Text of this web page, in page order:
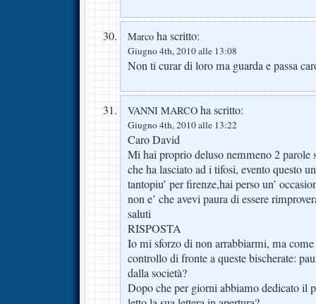
Marco ha scritto:
Giugno 4th, 2010 alle 13:08
Non ti curar di loro ma guarda e passa
VANNI MARCO ha scritto:
Giugno 4th, 2010 alle 13:22
Caro David
Mi hai proprio deluso nemmeno 2 parole
che ha lasciato ad i tifosi, evento questo
tantopiu’ per firenze,hai perso un’
non e’ che avevi paura di essere
saluti
RISPOSTA
Io mi sforzo di non arrabbiarmi, ma
controllo di fronte a queste bischerate:
dalla società?
Dopo che per giorni abbiamo dedicato il